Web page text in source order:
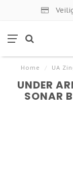
Home / UA
UNDER
SONAR